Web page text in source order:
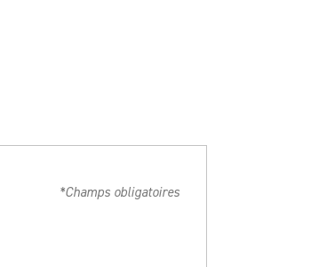
*Champs obligatoires